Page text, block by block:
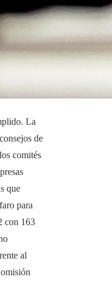
La
de
comités
que
para
con 163
al